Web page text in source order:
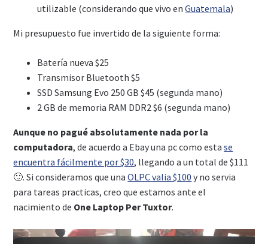
utilizable (considerando que vivo enGuatemala)
Mi presupuesto fue invertido de la siguiente forma:
Batería nueva $25
Transmisor Bluetooth $5
SSD Samsung Evo 250 GB $45 (segunda mano)
2 GB de memoria RAM DDR2 $6 (segunda mano)
Aunque no pagué absolutamente nada por la
computadora, de acuerdo a Ebay una pc como estase
encuentra fácilmente por $30, llegando a un total de $111
🙂. Si consideramos que unaOLPC valia $100 y no servia
para tareas practicas, creo que estamos ante el
nacimiento de One Laptop Per Tuxtor.